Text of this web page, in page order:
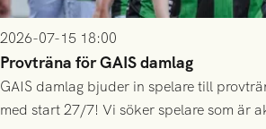
2026-07-15 18:00
Provträna för GAIS damlag
GAIS damlag bjuder in spelare till
med start 27/7! Vi söker spelare som är